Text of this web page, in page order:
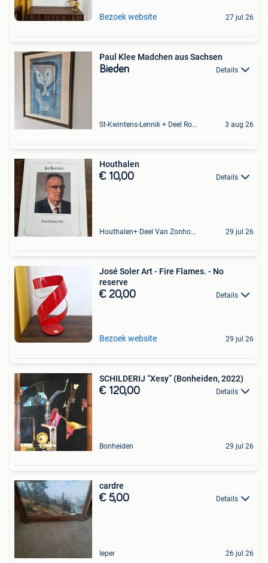
Bezoek website 27 jul 26
Paul Klee Madchen aus Sachsen
Bieden Details
St-Kwintens-Lennik + Deel Roosdaal 3 aug 26
Houthalen
€ 10,00 Details
Houthalen+ Deel Van Zonhoven En Zolder 29 jul 26
José Soler Art - Fire Flames. - No
reserve
€ 20,00 Details
Bezoek website 29 jul 26
SCHILDERIJ “Xesy” (Bonheiden, 2022)
€ 120,00 Details
Bonheiden 29 jul 26
cardre
€ 5,00 Details
Ieper 26 jul 26